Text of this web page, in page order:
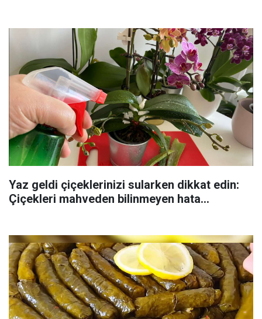
Yaz geldi çiçeklerinizi sularken dikkat edin:
Çiçekleri mahveden bilinmeyen hata...